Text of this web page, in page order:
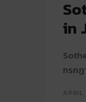
in
กรก